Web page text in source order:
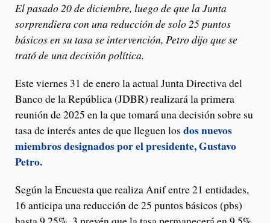
El pasado 20 de diciembre, luego de que la Junta
sorprendiera con una reducción de solo 25 puntos
básicos en su tasa se intervención, Petro dijo que se
trató de una decisión política.
Este viernes 31 de enero la actual Junta Directiva del
Banco de la República (JDBR) realizará la primera
reunión de 2025 en la que tomará una decisión sobre su
tasa de interés antes de que lleguen los dos nuevos
miembros designados por el presidente, Gustavo
Petro.
Según la Encuesta que realiza Anif entre 21 entidades,
16 anticipa una reducción de 25 puntos básicos (pbs)